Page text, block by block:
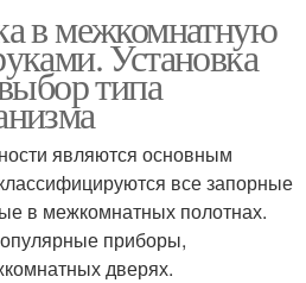
в межкомнатную
Установка
типа
являются основным
все запорные
в межкомнатных полотнах.
приборы,
дверях.